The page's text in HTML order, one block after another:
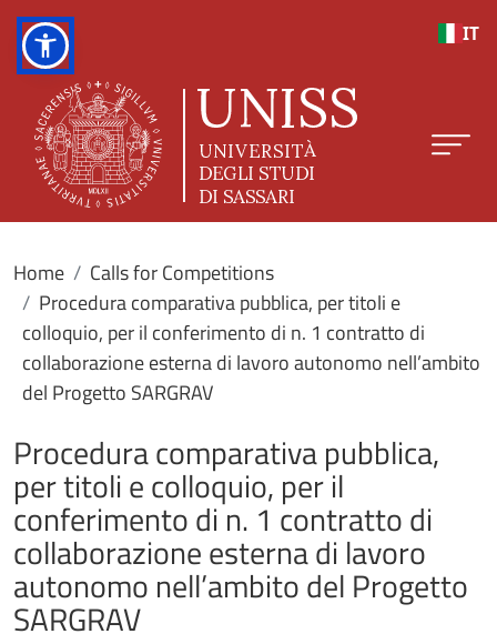
IT
Home
Calls for Competitions
Procedura comparativa pubblica, per titoli e
colloquio, per il conferimento di n. 1 contratto di
collaborazione esterna di lavoro autonomo nell’ambito
del Progetto SARGRAV
Procedura comparativa pubblica,
per titoli e colloquio, per il
conferimento di n. 1 contratto di
collaborazione esterna di lavoro
autonomo nell’ambito del Progetto
SARGRAV